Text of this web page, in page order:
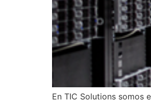
En TIC Solutions somos